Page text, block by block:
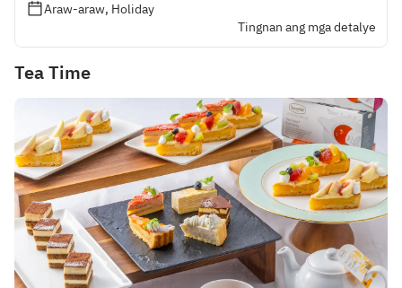
Araw-araw, Holiday
Tingnan ang mga detalye
Tea Time